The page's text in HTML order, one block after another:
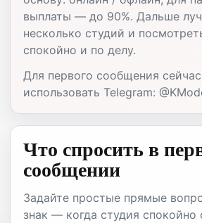
выплаты — до 90%. Дальше
несколько студий и
спокойно и по делу.
Для первого сообщения
использовать Telegram:
Что спросить в
сообщении
Задайте простые прямые
знак — когда студия спокойно